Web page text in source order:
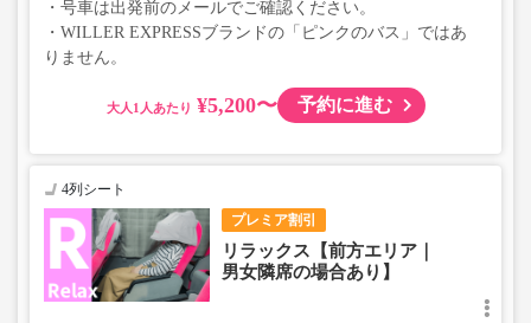
・号車は出発前のメールでご確認ください。
・WILLER EXPRESSブランドの「ピンクのバス」ではあ
りません。
大人 ¥5,200〜 予約に進む
プレミア割引
4列シート
リラックス【前方エリア｜
男女隣席の場合あり】